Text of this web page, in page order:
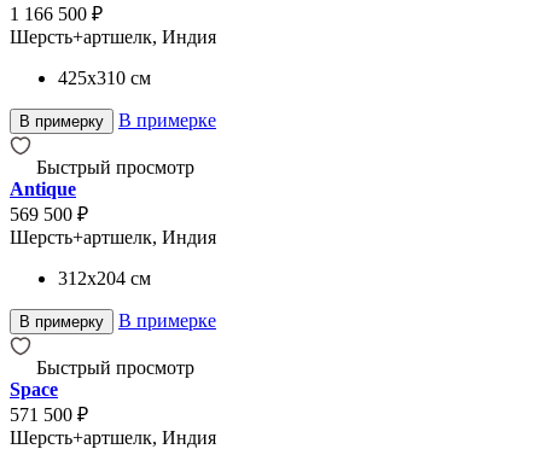
1 166 500 ₽
Шерсть+артшелк, Индия
425x310 см
В примерку В примерке
Быстрый просмотр
Antique
569 500 ₽
Шерсть+артшелк, Индия
312x204 см
В примерку В примерке
Быстрый просмотр
Space
571 500 ₽
Шерсть+артшелк, Индия